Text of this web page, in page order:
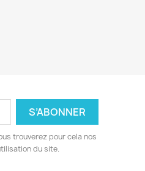
trouverez pour cela nos
du site.